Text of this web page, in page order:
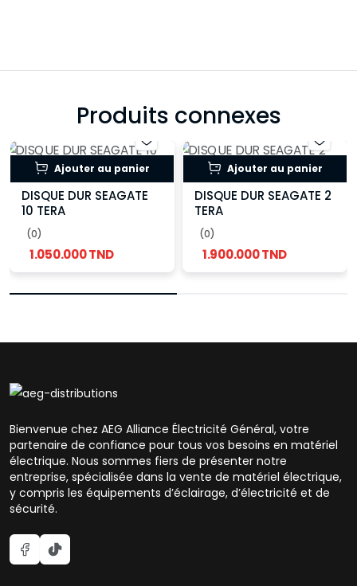
Produits connexes
Ajouter au panier
DISQUE DUR SEAGATE
10 TERA
(0)
1.050.000 TND
Ajouter au panier
DISQUE DUR SEAGATE 2
TERA
(0)
1.900.000 TND
Bienvenue chez AEG Alliance Électricité Général, votre
partenaire de confiance pour tous vos besoins en matériel
électrique. Nous sommes fiers de présenter notre
entreprise, spécialisée dans la vente de matériel électrique,
y compris les équipements d’éclairage, d’électricité et de
sécurité.